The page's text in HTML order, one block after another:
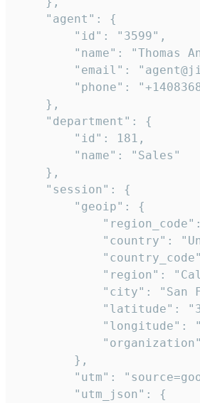
    "agent": {
        "id": "3599",
"name": "Thomas
"email":
"phone":
    },
    "department": {
        "id": 181,
        "name": "Sales"
    },
    "session": {
        "geoip": {
"country":
"region":
"city": "San
"latitude":
"longitude":
        },
"utm":
        "utm_json": {